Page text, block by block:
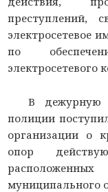
преступлений,
электросетевое
по
электросетевого
В дежурную
полиции
организации о
опор
муниципального